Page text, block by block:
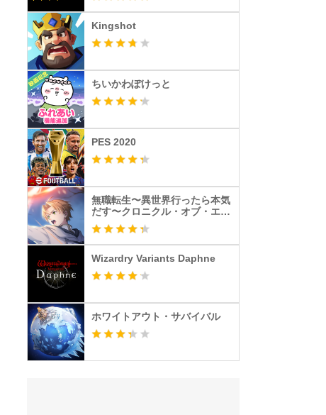
Kingshot
ちいかわぽけっと
PES 2020
無職転生〜異世界行ったら本気
だす〜クロニクル・オブ・エコ
ーズ
Wizardry Variants Daphne
ホワイトアウト・サバイバル